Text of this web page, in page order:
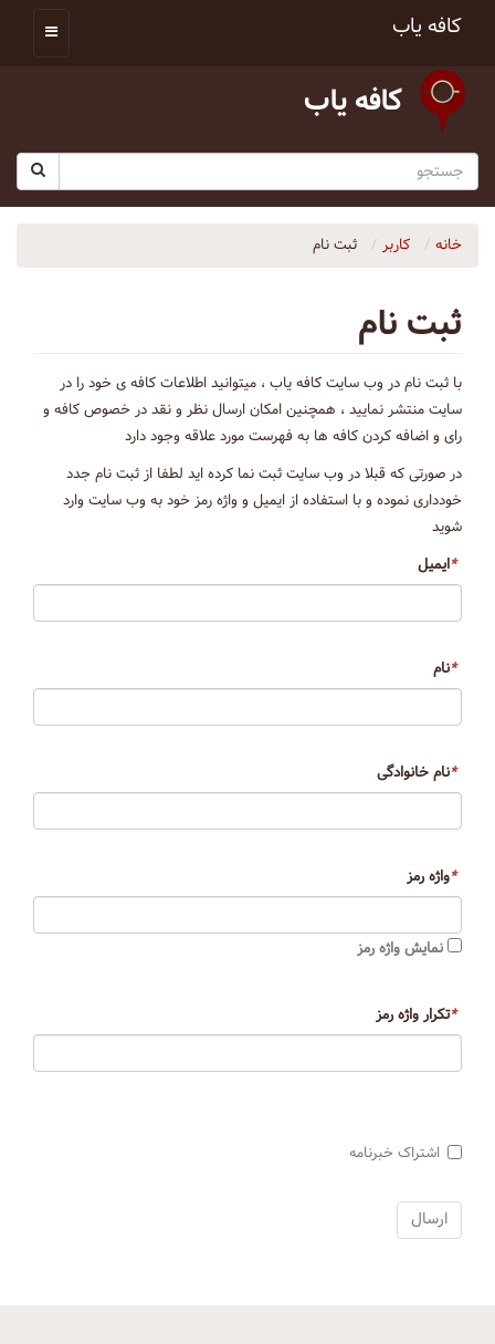
کافه یاب
کافه یاب
خانه کاربر ثبت نام
ثبت نام
با ثبت نام در وب سایت کافه یاب ، میتوانید اطلاعات کافه ی خود را در
سایت منتشر نمایید ، همچنین امکان ارسال نظر و نقد در خصوص کافه و
رای و اضافه کردن کافه ها به فهرست مورد علاقه وجود دارد
در صورتی که قبلا در وب سایت ثبت نما کرده اید لطفا از ثبت نام جدد
خودداری نموده و با استفاده از ایمیل و واژه رمز خود به وب سایت وارد
شوید
*ایمیل
*نام
*نام خانوادگی
*واژه رمز
نمایش واژه رمز
*تکرار واژه رمز
اشتراک خبرنامه